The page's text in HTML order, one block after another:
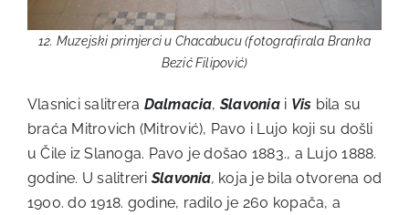
12. Muzejski primjerci u Chacabucu (fotografirala Branka
Bezić Filipović)
Vlasnici salitrera Dalmacia,Slavoniai Vis bila su
braća Mitrovich (Mitrović), Pavo i Lujo koji su došli
u Čile iz Slanoga. Pavo je došao 1883., a Lujo 1888.
godine. U salitreriSlavonia, koja je bila otvorena od
1900. do 1918. godine, radilo je 260 kopača, a